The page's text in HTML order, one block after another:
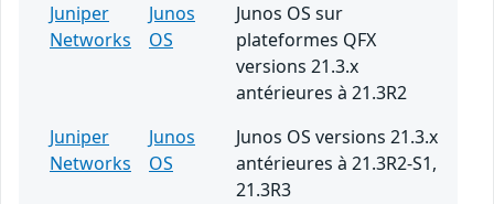
Juniper
Networks
Junos
OS
Junos OS sur
plateformes QFX
versions 21.3.x
antérieures à 21.3R2
Juniper
Networks
Junos
OS
Junos OS versions 21.3.x
antérieures à 21.3R2-S1,
21.3R3